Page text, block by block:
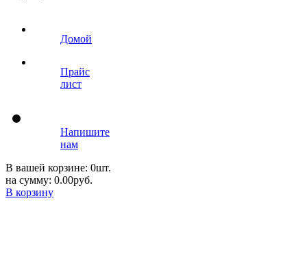
Домой
Прайс
лист
Напишите
нам
В вашей корзине: 0шт.
на сумму: 0.00руб.
В корзину